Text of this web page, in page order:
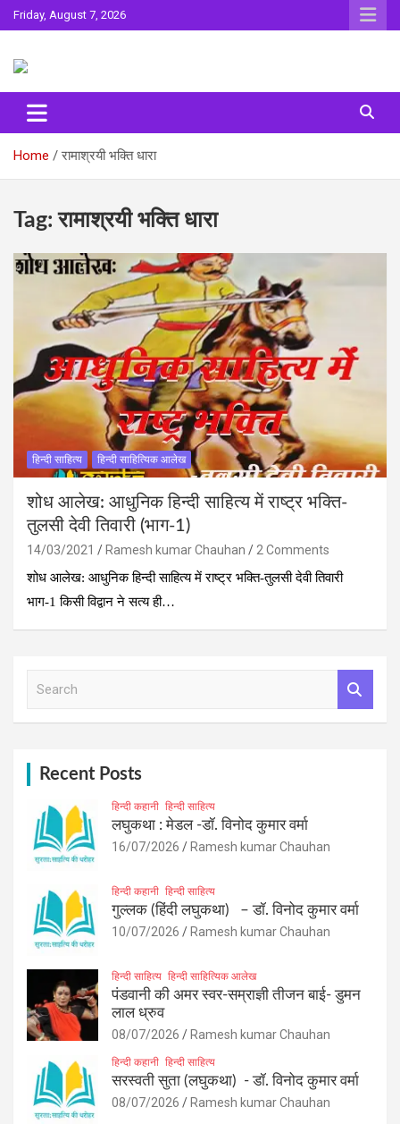
Skip
to
Friday, August 7, 2026
Surta
Home रामाश्रयी भक्ति धारा
Tag:रामाश्रयी भक्ति धारा
हिन्दी साहित्य हिन्दी साहित्यिक आलेख
शोध आलेख: आधुनिक हिन्दी साहित्य में राष्ट्र भक्ति-
तुलसी देवी तिवारी (भाग-1)
14/03/2021 Ramesh kumar Chauhan
2 Comments
शोध आलेख: आधुनिक हिन्दी साहित्य में राष्ट्र भक्ति-तुलसी देवी तिवारी
भाग-1 किसी विद्वान ने सत्य ही…
Recent Posts
हिन्दी कहानी हिन्दी साहित्य
लघुकथा : मेडल -डॉ. विनोद कुमार वर्मा
16/07/2026 Ramesh kumar Chauhan
हिन्दी कहानी हिन्दी साहित्य
गुल्लक (हिंदी लघुकथा) – डॉ. विनोद कुमार वर्मा
10/07/2026 Ramesh kumar Chauhan
हिन्दी साहित्य हिन्दी साहित्यिक आलेख
पंडवानी की अमर स्वर-सम्राज्ञी तीजन बाई- डुमन
लाल ध्रुव
08/07/2026 Ramesh kumar Chauhan
हिन्दी कहानी हिन्दी साहित्य
सरस्वती सुता (लघुकथा) ​- डॉ. विनोद कुमार वर्मा
08/07/2026 Ramesh kumar Chauhan